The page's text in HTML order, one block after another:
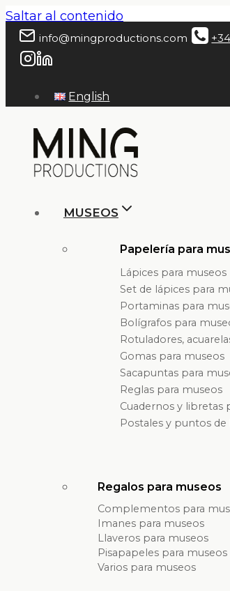
Saltar al contenido
info@mingproductions.com
English
MUSEOS
Papelería para
Lápices para museos
Set de lápices para
Portaminas para
Bolígrafos para
Rotuladores,
Gomas para museos
Sacapuntas para
Reglas para museos
Cuadernos y libretas
Postales y puntos
Regalos para museos
Complementos para
Imanes para museos
Llaveros para museos
Pisapapeles para museos
Varios para museos